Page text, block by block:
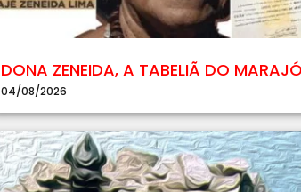
DONA ZENEIDA, A TABELIÃ DO
04/08/2026